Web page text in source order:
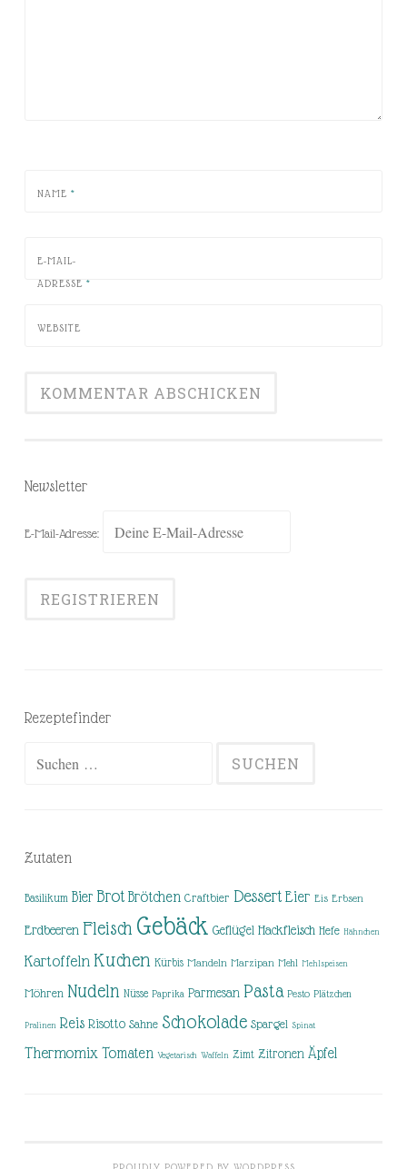
NAME *
E-MAIL-
ADRESSE *
WEBSITE
Newsletter
E-Mail-Adresse:
Rezeptefinder
Zutaten
Basilikum Bier Brot Brötchen Craftbier Dessert Eier Eis Erbsen
Erdbeeren Fleisch Gebäck Geflügel Hackfleisch Hefe Hähnchen
Kartoffeln Kuchen Kürbis Mandeln Marzipan Mehl Mehlspeisen
Möhren Nudeln Nüsse Paprika Parmesan Pasta Pesto Plätzchen
Pralinen Reis Risotto Sahne Schokolade Spargel Spinat
Thermomix Tomaten Vegetarisch Waffeln Zimt Zitronen Äpfel
PROUDLY POWERED BY WORDPRESS